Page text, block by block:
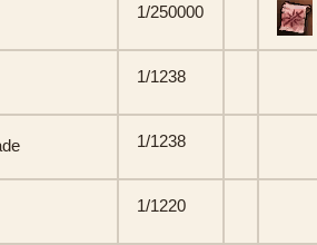
1/250000
1/1238
1/1238
1/1220